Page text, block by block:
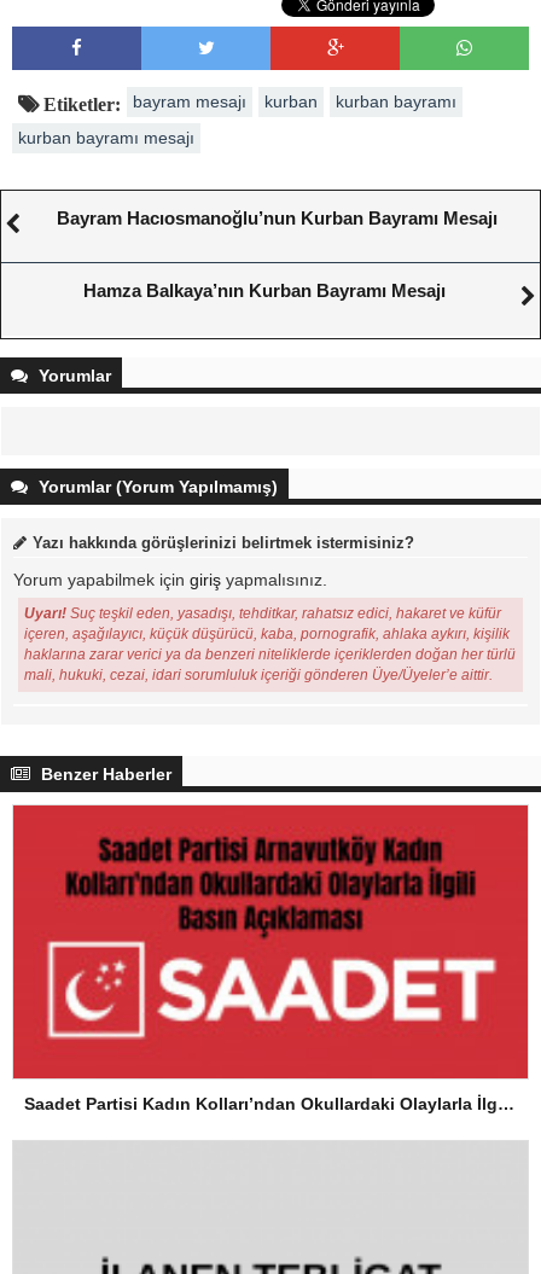
Etiketler: bayram mesajı kurban
kurban bayramı
kurban bayramı mesajı
Bayram Hacıosmanoğlu’nun Kurban Bayramı Mesajı
Hamza Balkaya’nın Kurban Bayramı Mesajı
Yorumlar
Yorumlar (Yorum Yapılmamış)
Yazı hakkında görüşlerinizi belirtmek istermisiniz?
Yorum yapabilmek için giriş yapmalısınız.
Uyarı! Suç teşkil eden, yasadışı, tehditkar, rahatsız edici, hakaret ve küfür
içeren, aşağılayıcı, küçük düşürücü, kaba, pornografik, ahlaka aykırı, kişilik
haklarına zarar verici ya da benzeri niteliklerde içeriklerden doğan her türlü
mali, hukuki, cezai, idari sorumluluk içeriği gönderen Üye/Üyeler’e aittir.
Benzer Haberler
Saadet Partisi Kadın Kolları’ndan Okullardaki Olaylarla İlgili Basın Açıklaması